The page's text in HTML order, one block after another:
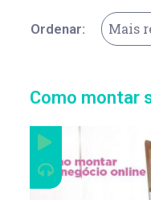
Ordenar: Mais
Como montar